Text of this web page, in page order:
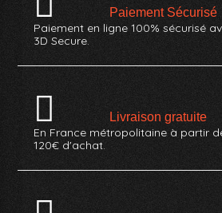
Paiement Sécurisé
Paiement en ligne 100% sécurisé
3D Secure.
Livraison gratuite
En France métropolitaine à partir
120€ d'achat.